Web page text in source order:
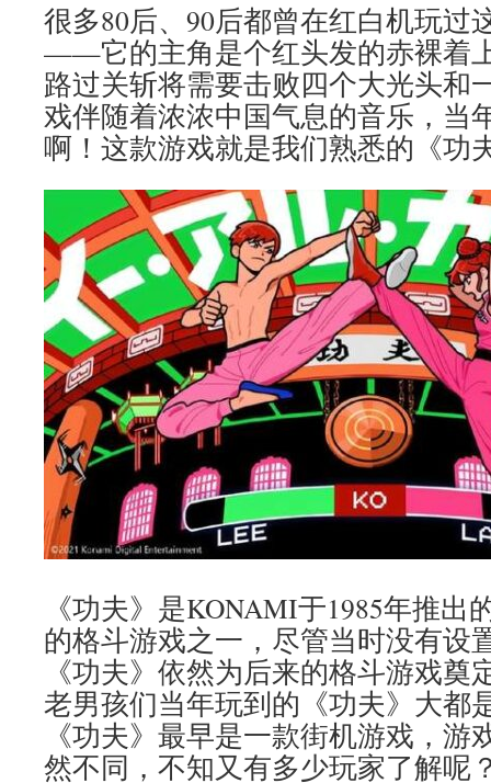
很多80后、90后都曾在红白机玩过
——它的主角是个红头发的赤裸着
路过关斩将需要击败四个大光头和
戏伴随着浓浓中国气息的音乐，当
啊！这款游戏就是我们熟悉的《功
《功夫》是KONAMI于1985年推出
的格斗游戏之一，尽管当时没有设
《功夫》依然为后来的格斗游戏奠
老男孩们当年玩到的《功夫》大都
《功夫》最早是一款街机游戏，游
然不同，不知又有多少玩家了解呢